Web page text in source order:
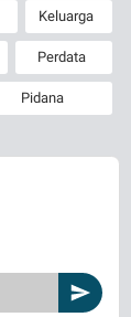
Keluarga
Perdata
Pidana